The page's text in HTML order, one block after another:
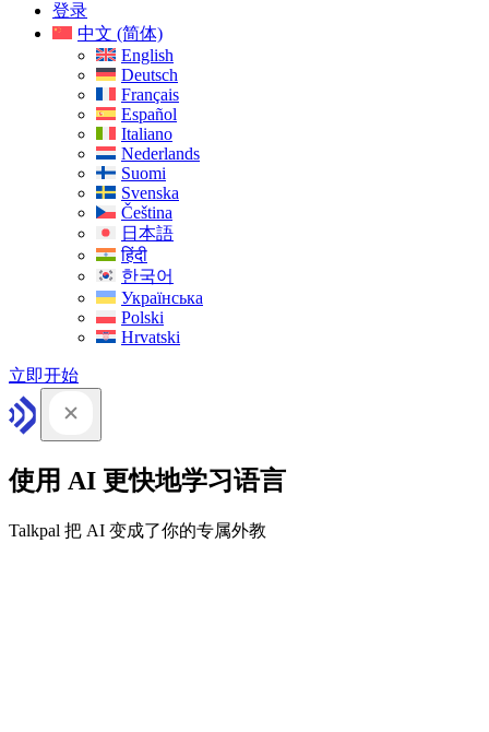
登录
中文 (简体)
English
Deutsch
Français
Español
Italiano
Nederlands
Suomi
Svenska
Čeština
日本語
हिंदी
한국어
Українська
Polski
Hrvatski
立即开始
使用 AI 更快地学习语言
Talkpal 把 AI 变成了你的专属外教